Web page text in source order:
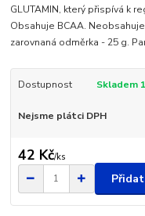
GLUTAMIN, který přispívá k
Obsahuje BCAA.
zarovnaná odměrka - 25 g.
Dostupnost Skladem
Nejsme plátci DPH
42 Kč/ks